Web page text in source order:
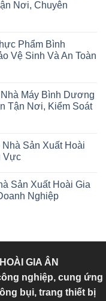
Nơi, Chuyên
Phẩm Bình
Vệ Sinh Và An Toàn
Máy Bình Dương
Tận Nơi, Kiểm Soát
Sản Xuất Hoài
Vực
Sản Xuất Hoài Gia
Nghiệp
GIA ÂN
nghiệp, cung ứng
bụi, trang thiết bị